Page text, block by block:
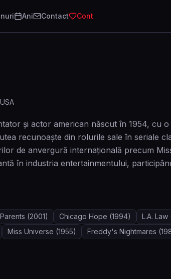
Ani Contact Cont
și actor american născut în 1954, cu
recunoaște din rolurile sale în seriale
de anvergură internațională precum
în industria entertainmentului,
(2001) Chicago Hope (1994) L.A. Law
Miss Universe (1955) Freddy's Nightmares